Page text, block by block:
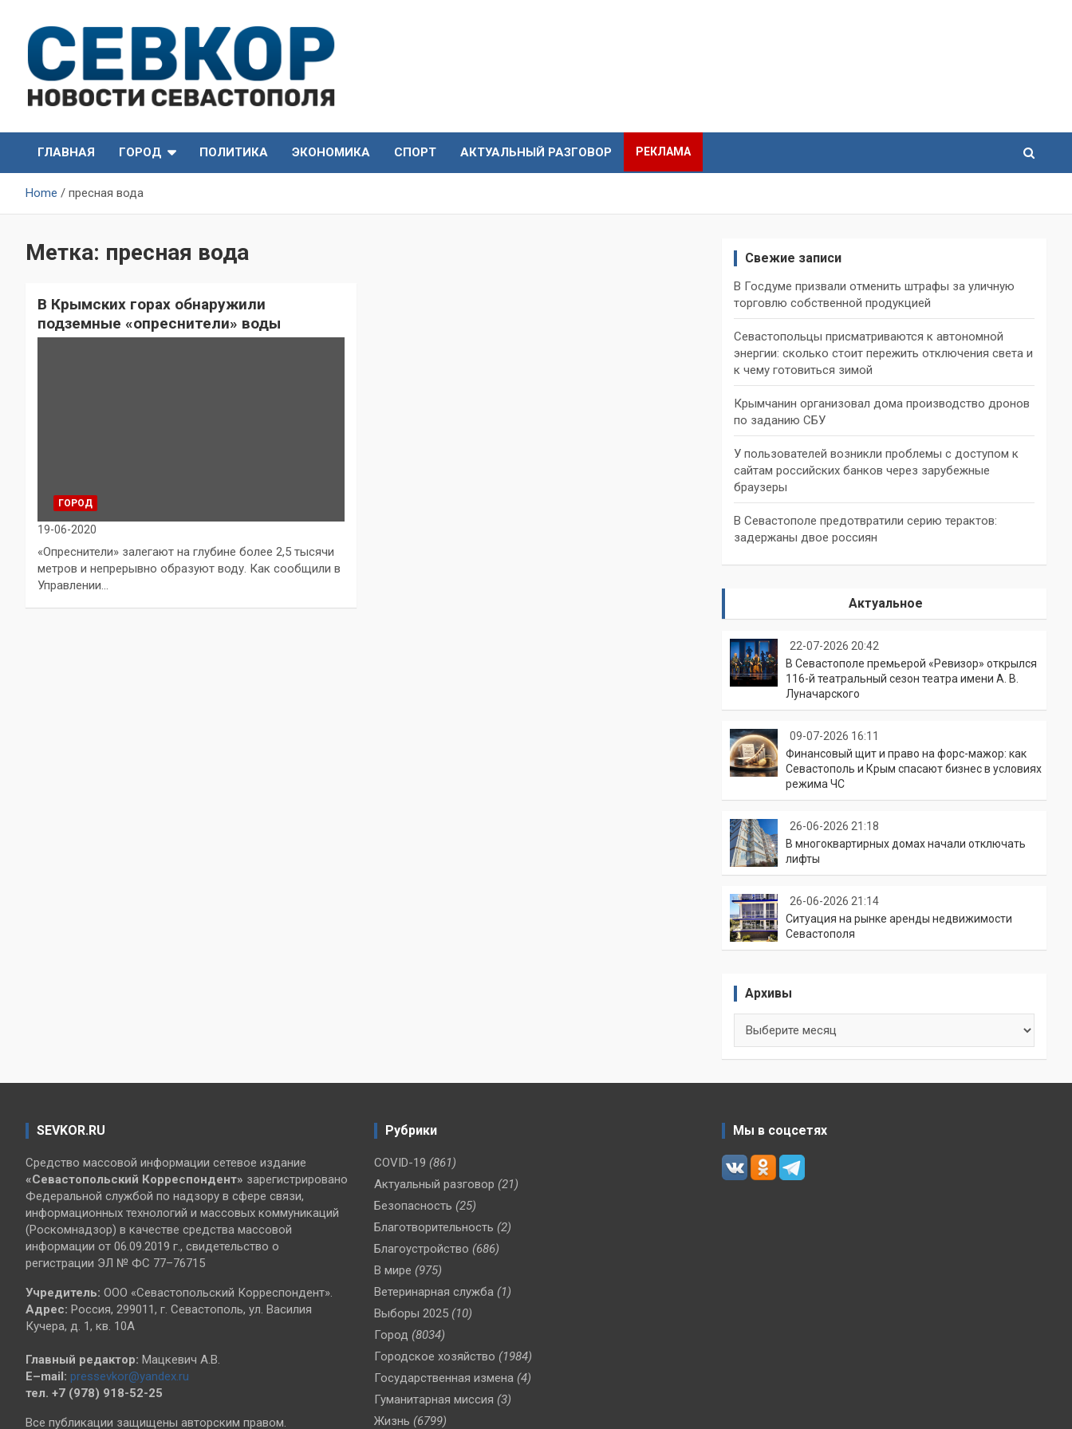
content
СевКор — Новости
Севастополя
Севастополя
ГЛАВНАЯ
ГОРОД ПОЛИТИКА ЭКОНОМИКА СПОРТ АКТУАЛЬНЫЙ РАЗГОВОР РЕКЛАМА
Home пресная вода
Метка: пресная вода
В Крымских горах обнаружили
подземные «опреснители» воды
ГОРОД
19-06-2020
«Опреснители» залегают на глубине более 2,5 тысячи
метров и непрерывно образуют воду. Как сообщили в
Управлении…
Свежие записи
В Госдуме призвали отменить штрафы за уличную
торговлю собственной продукцией
Севастопольцы присматриваются к автономной
энергии: сколько стоит пережить отключения света и
к чему готовиться зимой
Крымчанин организовал дома производство дронов
по заданию СБУ
У пользователей возникли проблемы с доступом к
сайтам российских банков через зарубежные
браузеры
В Севастополе предотвратили серию терактов:
задержаны двое россиян
Актуальное
22-07-2026 20:42
В Севастополе премьерой «Ревизор» открылся
116-й театральный сезон театра имени А. В.
Луначарского
09-07-2026 16:11
Финансовый щит и право на форс-мажор: как
Севастополь и Крым спасают бизнес в условиях
режима ЧС
26-06-2026 21:18
В многоквартирных домах начали отключать
лифты
26-06-2026 21:14
Ситуация на рынке аренды недвижимости
Севастополя
Архивы
SEVKOR.RU
Средство массовой информации сетевое издание
«Севастопольский Корреспондент» зарегистрировано
Федеральной службой по надзору в сфере связи,
информационных технологий и массовых коммуникаций
(Роскомнадзор) в качестве средства массовой
информации от 06.09.2019 г., свидетельство о
регистрации ЭЛ № ФС 77–76715
Учредитель: ООО «Севастопольский Корреспондент».
Адрес: Россия, 299011, г. Севастополь, ул. Василия
Кучера, д. 1, кв. 10А
Главный редактор: Мацкевич А.В.
E–mail: pressevkor@yandex.ru
тел. +7 (978) 918-52-25
Все публикации защищены авторским правом.
Рубрики
COVID-19 (861)
Актуальный разговор (21)
Безопасность (25)
Благотворительность (2)
Благоустройство (686)
В мире (975)
Ветеринарная служба (1)
Выборы 2025 (10)
Город (8034)
Городское хозяйство (1984)
Государственная измена (4)
Гуманитарная миссия (3)
Жизнь (6799)
Мы в соцсетях